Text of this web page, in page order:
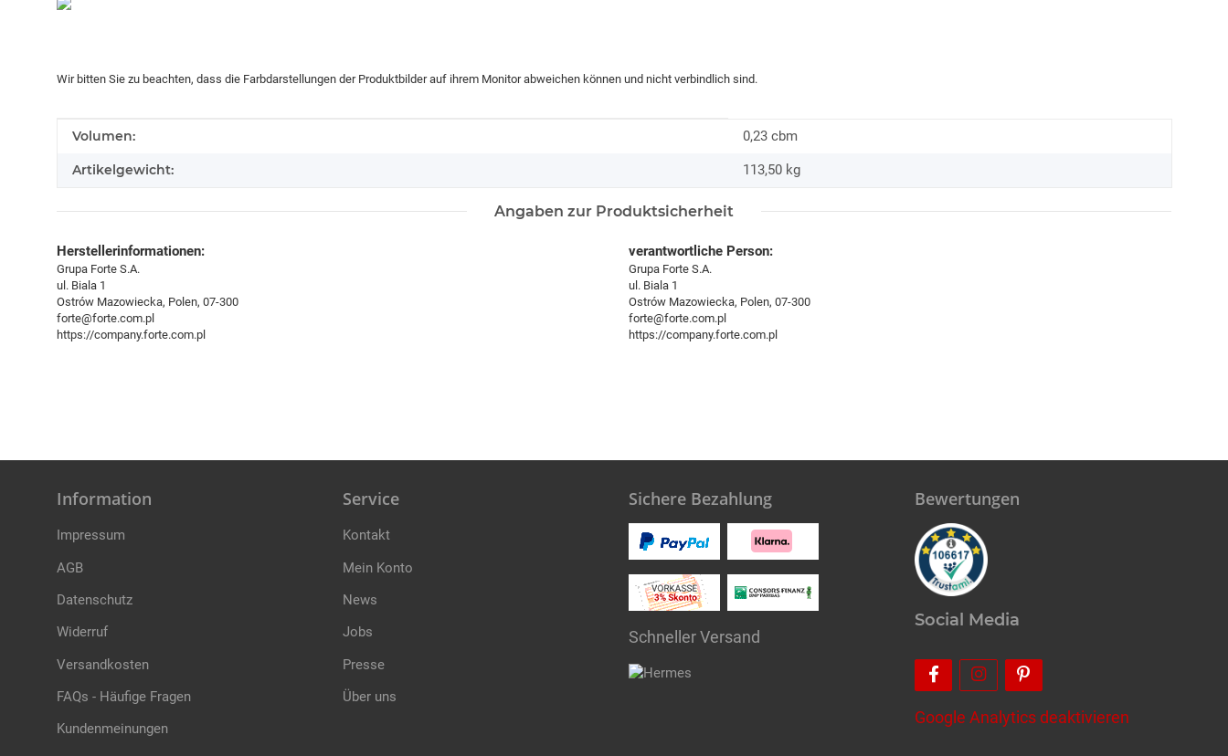
Wir bitten Sie zu beachten, dass die Farbdarstellungen der Produktbilder auf ihrem Monitor abweichen können und nicht verbindlich sind.
Produkteigenschaft
Wert
Volumen: 0,23 cbm
Artikelgewicht: 113,50 kg
Angaben zur Produktsicherheit
Herstellerinformationen:
Grupa Forte S.A.
ul. Biala 1
Ostrów Mazowiecka, Polen, 07-300
forte@forte.com.pl
https://company.forte.com.pl
verantwortliche Person:
Grupa Forte S.A.
ul. Biala 1
Ostrów Mazowiecka, Polen, 07-300
forte@forte.com.pl
https://company.forte.com.pl
Information
Impressum
AGB
Datenschutz
Widerruf
Versandkosten
FAQs - Häufige Fragen
Kundenmeinungen
Service
Kontakt
Mein Konto
News
Jobs
Presse
Über uns
Sichere Bezahlung
Schneller Versand
Bewertungen
Social Media
Google Analytics deaktivieren